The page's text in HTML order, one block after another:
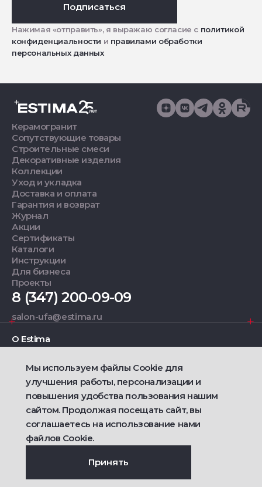
Подписаться
Нажимая «отправить», я выражаю согласие с политикой
конфиденциальности и правилами обработки
персональных данных
Керамогранит
Сопутствующие товары
Строительные смеси
Декоративные изделия
Коллекции
Уход и укладка
Доставка и оплата
Гарантия и возврат
Журнал
Акции
Сертификаты
Каталоги
Инструкции
Для бизнеса
Проекты
8 (347) 200-09-09
salon-ufa@estima.ru
О Estima
Дизайнерам
Фирменные салоны
2021 — 2026 © Estima
Политика конфиденциальности
Договор публичной оферты о продаже товаров
Ametist IT
Мы используем файлы Cookie для
улучшения работы, персонализации и
повышения удобства пользования нашим
сайтом. Продолжая посещать сайт, вы
соглашаетесь на использование нами
файлов Cookie.
Принять